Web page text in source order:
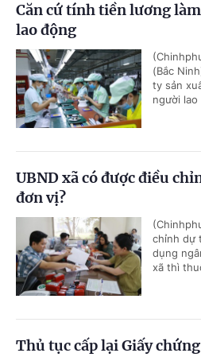
Căn cứ tính tiền lương
lao động
(Bắc
ty sản
người
UBND xã có được điều
đơn vị?
chỉnh dự
dụng
xã thì
Thủ tục cấp lại Giấy